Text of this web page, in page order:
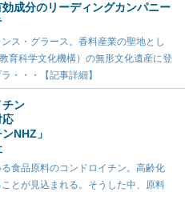
成分のリーディングカンパニー
ス・グラース。香料産業の聖地とし
育科学文化機構）の無形文化遺産に登
・・・【記事詳細】
チン
応
NHZ」
食品原料のコンドロイチン。高齢化
とが見込まれる。そうした中、原料